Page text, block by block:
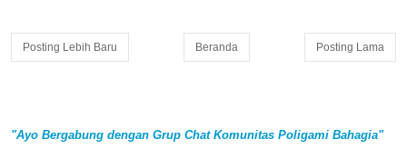
Posting Lebih Baru Posting Lama
Beranda
"Ayo Bergabung dengan Grup Chat Komunitas Poligami Bahagia"